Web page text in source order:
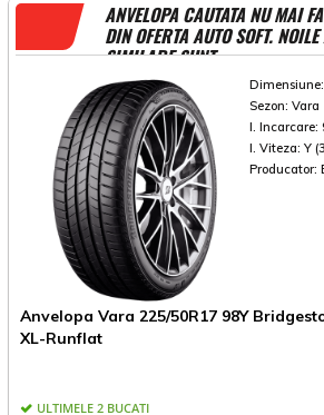
ANVELOPA CAUTATA NU MAI
DIN OFERTA AUTO SOFT.
SIMILARE SUNT
Dimensiune:
Sezon: Vara
I. Incarcare:
I. Viteza: Y
Producator:
Anvelopa Vara 225/50R17 98Y
XL-Runflat
ULTIMELE 2 BUCATI